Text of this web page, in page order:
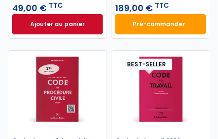
49,00 € TTC
Ajouter au panierCode civil 2027, annoté à 49,00 € TTC
189,00 € TTC
Pré-commander
Mémento
BEST-SELLER